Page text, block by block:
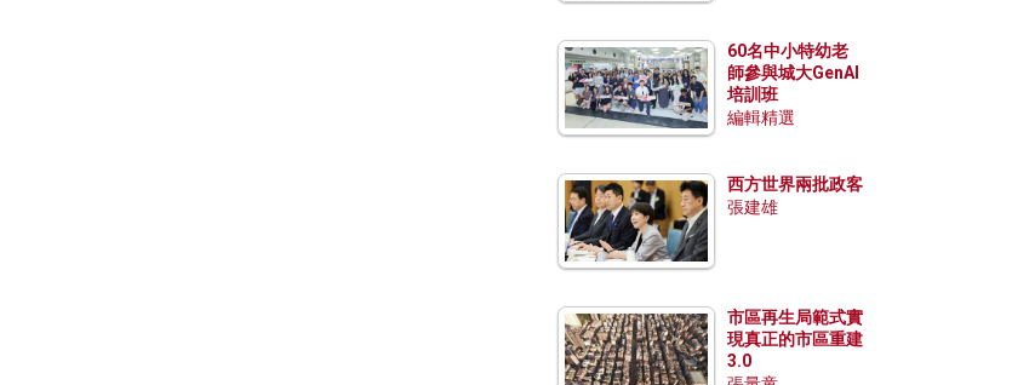
60名中小特幼老
師參與城大GenAI
培訓班
編輯精選
西方世界兩批政客
張建雄
市區再生局範式實
現真正的市區重建
3.0